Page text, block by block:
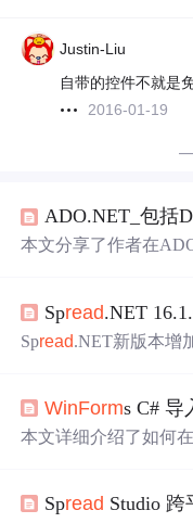
Justin-Liu
自带的控件不就是
2016-01-19
ADO.NET_包括
本文分享了作者在
oBox、ListBox和 fpSp
Spread.NET
Spread.NET新版本增
式性能的提升。此
和Excel兼容性，适用
WinForms C# 导
本文详细介绍了如何
导入和导出数据以及
Spread Studio 跨